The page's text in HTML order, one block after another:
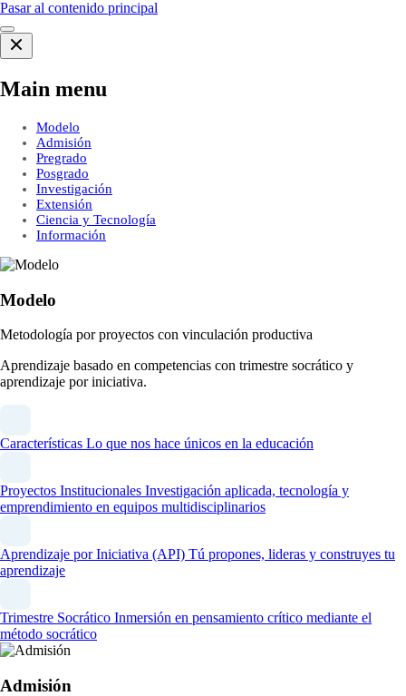
Pasar al contenido principal
Main menu
Modelo
Admisión
Pregrado
Posgrado
Investigación
Extensión
Ciencia y Tecnología
Información
Modelo
Metodología por proyectos con vinculación productiva
Aprendizaje basado en competencias con trimestre socrático y
aprendizaje por iniciativa.
Características Lo que nos hace únicos en la educación
Proyectos Institucionales Investigación aplicada, tecnología y
emprendimiento en equipos multidisciplinarios
Aprendizaje por Iniciativa (API) Tú propones, lideras y construyes tu
aprendizaje
Trimestre Socrático Inmersión en pensamiento crítico mediante el
método socrático
Admisión